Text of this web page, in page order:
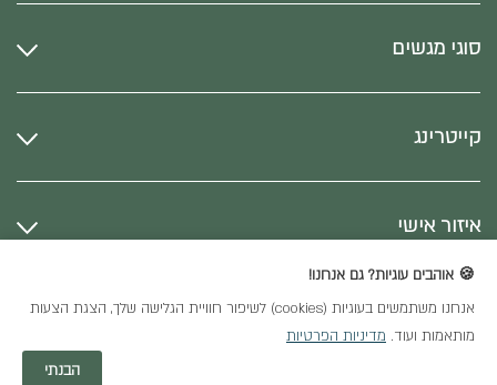
סוגי מגשים
קייטרינג
איזור אישי
כל הזכויות שמורות
🍪 אוהבים עוגיות? גם אנחנו!
אנחנו משתמשים בעוגיות (cookies) לשיפור חוויית הגלישה שלך, הצגת הצעות
מותאמות ועוד. מדיניות הפרטיות
הבנתי